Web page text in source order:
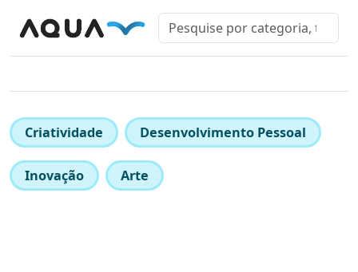
Criatividade Desenvolvimento Pessoal
Inovação Arte